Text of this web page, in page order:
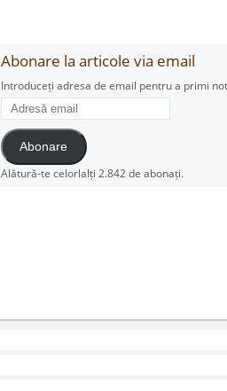
Abonare la articole via email
Introduceți adresa de email pentru a primi
Adresă
email
Abonare
Alătură-te celorlalți 2.842 de abonați.